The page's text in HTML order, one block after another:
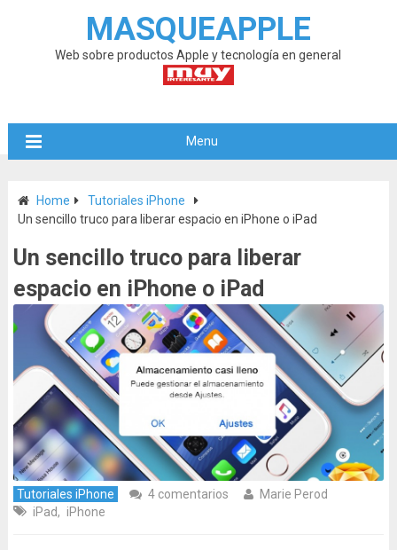
MASQUEAPPLE
Web sobre productos Apple y tecnología en general
Menu
Home
Tutoriales iPhone
Un sencillo truco para liberar espacio en iPhone o iPad
Un sencillo truco para liberar
espacio en iPhone o iPad
Tutoriales iPhone 4 comentarios
Marie Perod
iPad, iPhone